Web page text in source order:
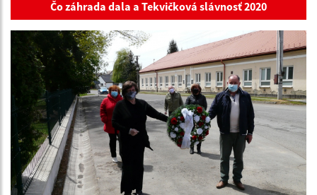
Čo záhrada dala a Tekvičková slávnosť 2020